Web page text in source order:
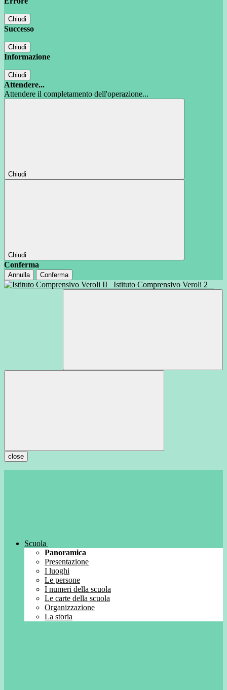
Chiudi
Successo
Chiudi
Informazione
Chiudi
Attendere...
Attendere il completamento dell'operazione...
Chiudi
Chiudi
Conferma
Annulla Conferma
Istituto Comprensivo Veroli 2
close
Scuola
Panoramica
Presentazione
I luoghi
Le persone
I numeri della scuola
Le carte della scuola
Organizzazione
La storia